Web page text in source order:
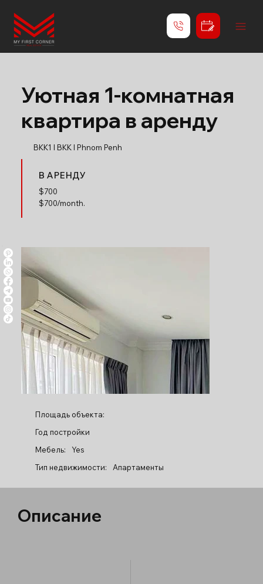
Уютная 1-комнатная
квартира в аренду
BKK1 l BKK l Phnom Penh
В АРЕНДУ
$700
$700/month.
Площадь объекта:
Год постройки
Мебель:
Yes
Тип недвижимости:
Апартаменты
Описание